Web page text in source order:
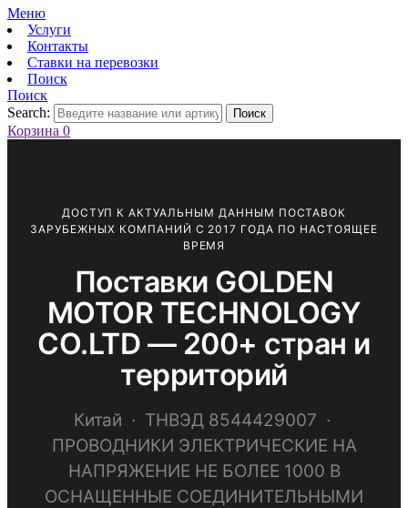
Меню
Услуги
Контакты
Ставки на перевозки
Поиск
Поиск
Search:
Поиск
Корзина 0
ДОСТУП К АКТУАЛЬНЫМ ДАННЫМ ПОСТАВОК
ЗАРУБЕЖНЫХ КОМПАНИЙ С 2017 ГОДА ПО НАСТОЯЩЕЕ
ВРЕМЯ
Поставки GOLDEN
MOTOR TECHNOLOGY
CO.LTD — 200+ стран и
территорий
Китай · ТНВЭД 8544429007 ·
ПРОВОДНИКИ ЭЛЕКТРИЧЕСКИЕ НА
НАПРЯЖЕНИЕ НЕ БОЛЕЕ 1000 В
ОСНАЩЕННЫЕ СОЕДИНИТЕЛЬНЫМИ